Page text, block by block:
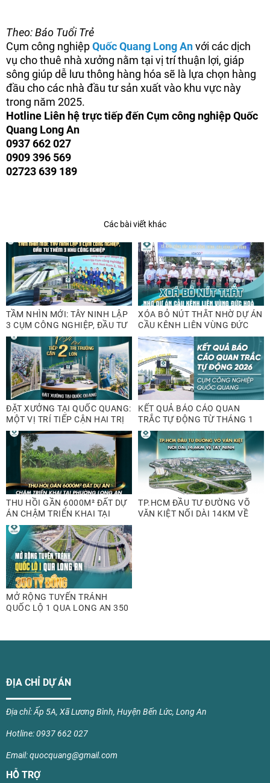
Theo: Báo Tuổi Trẻ
Cụm công nghiệpQuốc Quang Long Anvới các dịch
vụ cho thuê nhà xưởng nằm tại vị trí thuận lợi, giáp
sông giúp dễ lưu thông hàng hóa sẽ là lựa chọn hàng
đầu cho các nhà đầu tư sản xuất vào khu vực này
trong năm 2025.
Hotline Liên hệ trực tiếp đến Cụm công nghiệp Quốc
Quang Long An
0937 662 027
0909 396 569
02723 639 189
Các bài viết khác
TẦM NHÌN MỚI: TÂY NINH LẬP
3 CỤM CÔNG NGHIỆP, ĐẦU TƯ
THÊM 3 KHU CÔNG NGHIỆP
XÓA BỎ NÚT THẮT NHỜ DỰ ÁN
CẦU KÊNH LIÊN VÙNG ĐỨC
HÒA
ĐẶT XƯỞNG TẠI QUỐC QUANG:
MỘT VỊ TRÍ TIẾP CẬN HAI TRỊ
TRƯỜNG LỚN
KẾT QUẢ BÁO CÁO QUAN
TRẮC TỰ ĐỘNG TỪ THÁNG 1
ĐẾN THÁNG 3/2026
THU HỒI GẦN 6000M² ĐẤT DỰ
ÁN CHẬM TRIỂN KHAI TẠI
PHƯỜNG LONG AN
TP.HCM ĐẦU TƯ ĐƯỜNG VÕ
VĂN KIỆT NỐI DÀI 14KM VỀ
MỞ RỘNG TUYẾN TRÁNH
QUỐC LỘ 1 QUA LONG AN 350
ĐỊA CHỈ DỰ ÁN
Địa chỉ: Ấp 5A, Xã Lương Bình, Huyện Bến Lức, Long An
Hotline: 0937 662 027
Email: quocquang@gmail.com
HỖ TRỢ